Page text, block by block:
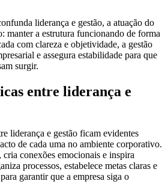
liderança e gestão, a atuação do
manter a estrutura funcionando de forma
com clareza e objetividade, a gestão
e assegura estabilidade para que
surgir.
entre liderança e
liderança e gestão ficam evidentes
de cada uma no ambiente corporativo.
conexões emocionais e inspira
processos, estabelece metas claras e
garantir que a empresa siga o